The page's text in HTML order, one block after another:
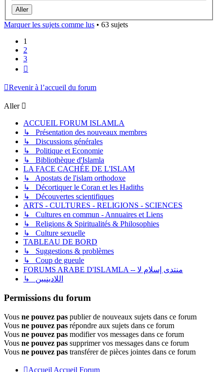
Marquer les sujets comme lus • 63 sujets
1
2
3
Revenir à l’accueil du forum
Aller
ACCUEIL FORUM ISLAMLA
↳ Présentation des nouveaux membres
↳ Discussions générales
↳ Politique et Economie
↳ Bibliothèque d'Islamla
LA FACE CACHÉE DE L'ISLAM
↳ Apostats de l'islam orthodoxe
↳ Décortiquer le Coran et les Hadiths
↳ Découvertes scientifiques
ARTS - CULTURES - RELIGIONS - SCIENCES
↳ Cultures en commun - Annuaires et Liens
↳ Religions & Spiritualités & Philosophies
↳ Culture sexuelle
TABLEAU DE BORD
↳ Suggestions & problèmes
↳ Coup de gueule
FORUMS ARABE D'ISLAMLA -- منتدى إسلام لا
↳ اللادينيين
Permissions du forum
Vous ne pouvez pas publier de nouveaux sujets dans ce forum
Vous ne pouvez pas répondre aux sujets dans ce forum
Vous ne pouvez pas modifier vos messages dans ce forum
Vous ne pouvez pas supprimer vos messages dans ce forum
Vous ne pouvez pas transférer de pièces jointes dans ce forum
Accueil Accueil Forum